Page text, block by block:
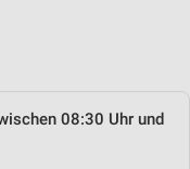
08:30 Uhr und